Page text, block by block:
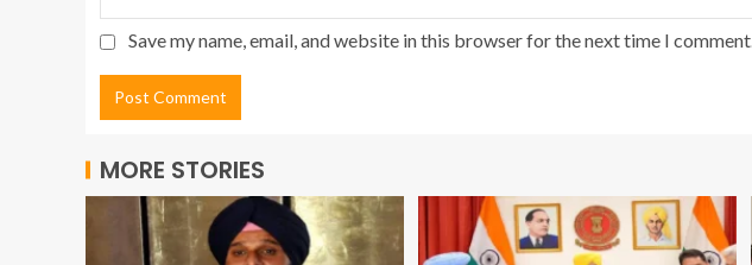
Save my name, email, and website in this browser for the next time I comment.
MORE STORIES